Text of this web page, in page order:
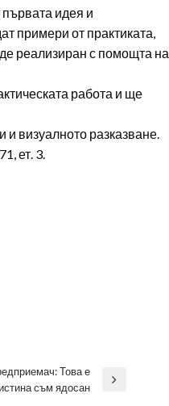
идея и
примери от практиката,
реализиран с помощта на
работа и ще
визуалното разказване.
ет. 3.
Това е
съм ядосан